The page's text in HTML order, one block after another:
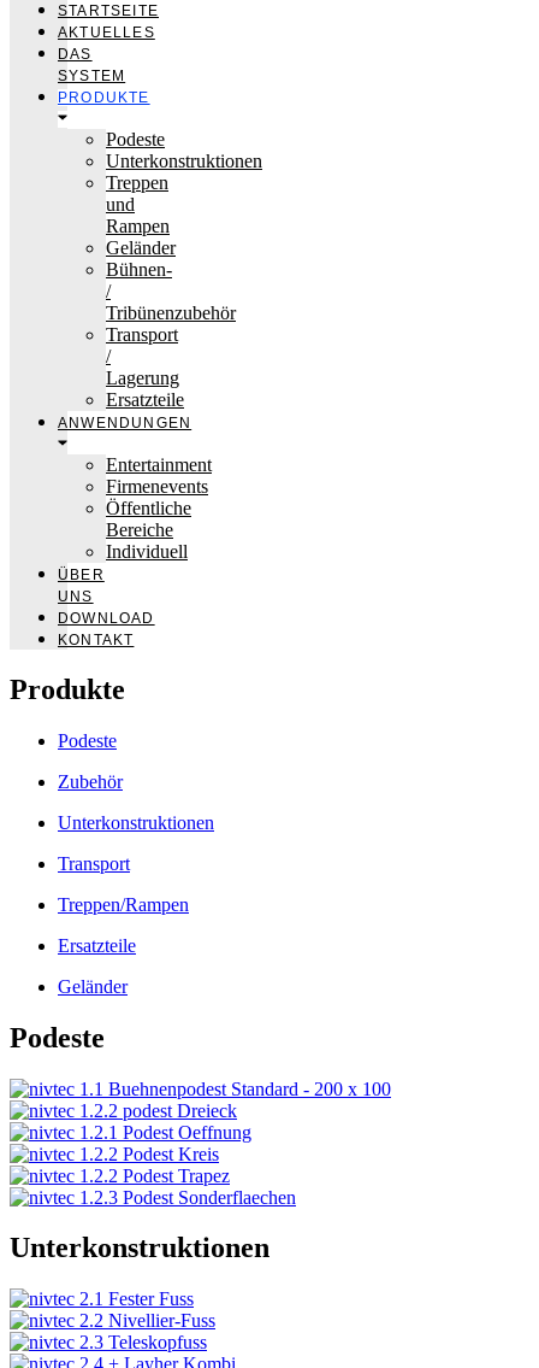
STARTSEITE
AKTUELLES
DAS
SYSTEM
PRODUKTE
Podeste
Unterkonstruktionen
Treppen
und
Rampen
Geländer
Bühnen-
/
Tribünenzubehör
Transport
/
Lagerung
Ersatzteile
ANWENDUNGEN
Entertainment
Firmenevents
Öffentliche
Bereiche
Individuell
ÜBER
UNS
DOWNLOAD
KONTAKT
Produkte
Podeste
Zubehör
Unterkonstruktionen
Transport
Treppen/Rampen
Ersatzteile
Geländer
Podeste
Unterkonstruktionen